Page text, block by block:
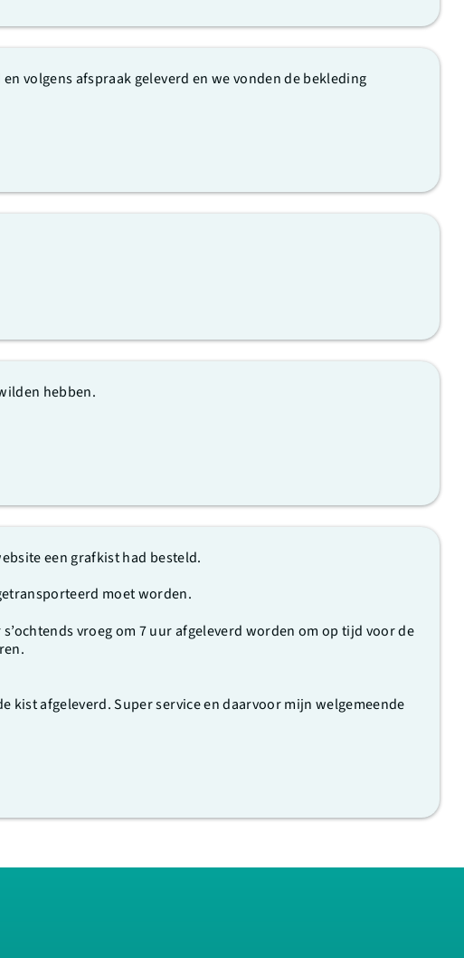
volgens afspraak geleverd en we vonden de bekleding
hebben.
een grafkist had besteld.
moet worden.
vroeg om 7 uur afgeleverd worden om op tijd voor de
kist afgeleverd. Super service en daarvoor mijn welgemeende